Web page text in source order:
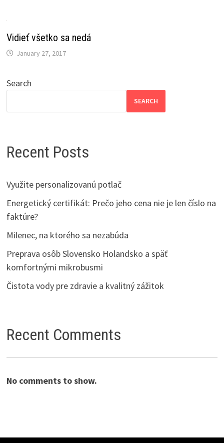
Vidieť všetko sa nedá
January 27, 2017
Search
SEARCH
Recent Posts
Využite personalizovanú potlač
Energetický certifikát: Prečo jeho cena nie je len číslo na
faktúre?
Milenec, na ktorého sa nezabúda
Preprava osôb Slovensko Holandsko a späť
komfortnými mikrobusmi
Čistota vody pre zdravie a kvalitný zážitok
Recent Comments
No comments to show.